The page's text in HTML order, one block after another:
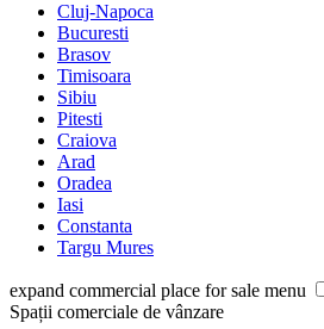
Cluj-Napoca
Bucuresti
Brasov
Timisoara
Sibiu
Pitesti
Craiova
Arad
Oradea
Iasi
Constanta
Targu Mures
expand commercial place for sale menu
Spații comerciale de vânzare